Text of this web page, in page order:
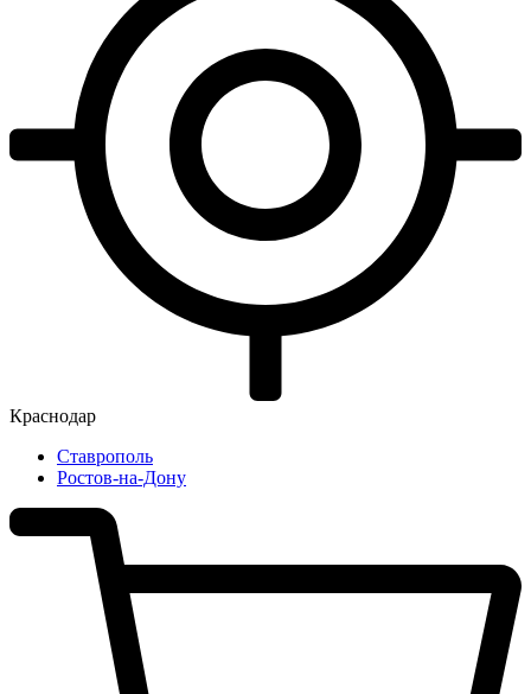
Краснодар
Ставрополь
Ростов-на-Дону